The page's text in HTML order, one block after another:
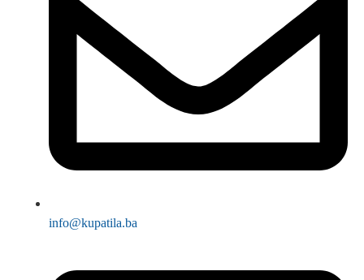
info@kupatila.ba